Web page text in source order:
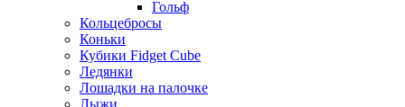
Гольф
Кольцебросы
Коньки
Кубики Fidget Cube
Ледянки
Лошадки на палочке
Лыжи